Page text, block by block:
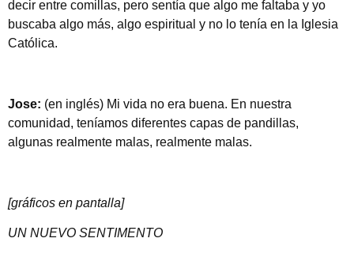
decir entre comillas, pero sentía que algo me faltaba y yo
buscaba algo más, algo espiritual y no lo tenía en la Iglesia
Católica.
Jose: (en inglés) Mi vida no era buena. En nuestra
comunidad, teníamos diferentes capas de pandillas,
algunas realmente malas, realmente malas.
[gráficos en pantalla]
UN NUEVO SENTIMENTO